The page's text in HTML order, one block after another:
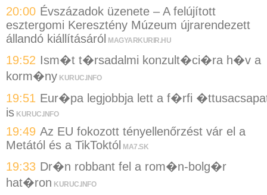
20:00 Évszázadok üzenete – A felújított
esztergomi Keresztény Múzeum újrarendezett
állandó kiállításáról
MAGYARKURIR.HU
19:52 Ism�t t�rsadalmi konzult�ci�ra h�v a
korm�ny KURUC.INFO
19:51 Eur�pa legjobbja lett a f�rfi
is KURUC.INFO
19:49 Az EU fokozott tényellenőrzést vár el a
Metától és a TikToktól
MA7.SK
19:33 Dr�n robbant fel a rom�n-bolg�r
hat�ron KURUC.INFO